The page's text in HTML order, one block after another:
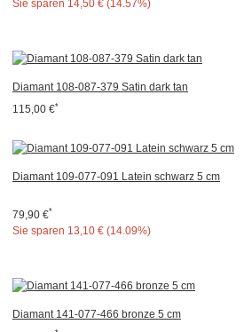
Sie sparen 14,50 € (14.57%)
Diamant 108-087-379 Satin dark tan
115,00 €*
Diamant 109-077-091 Latein schwarz 5 cm
79,90 €*
Sie sparen 13,10 € (14.09%)
Diamant 141-077-466 bronze 5 cm